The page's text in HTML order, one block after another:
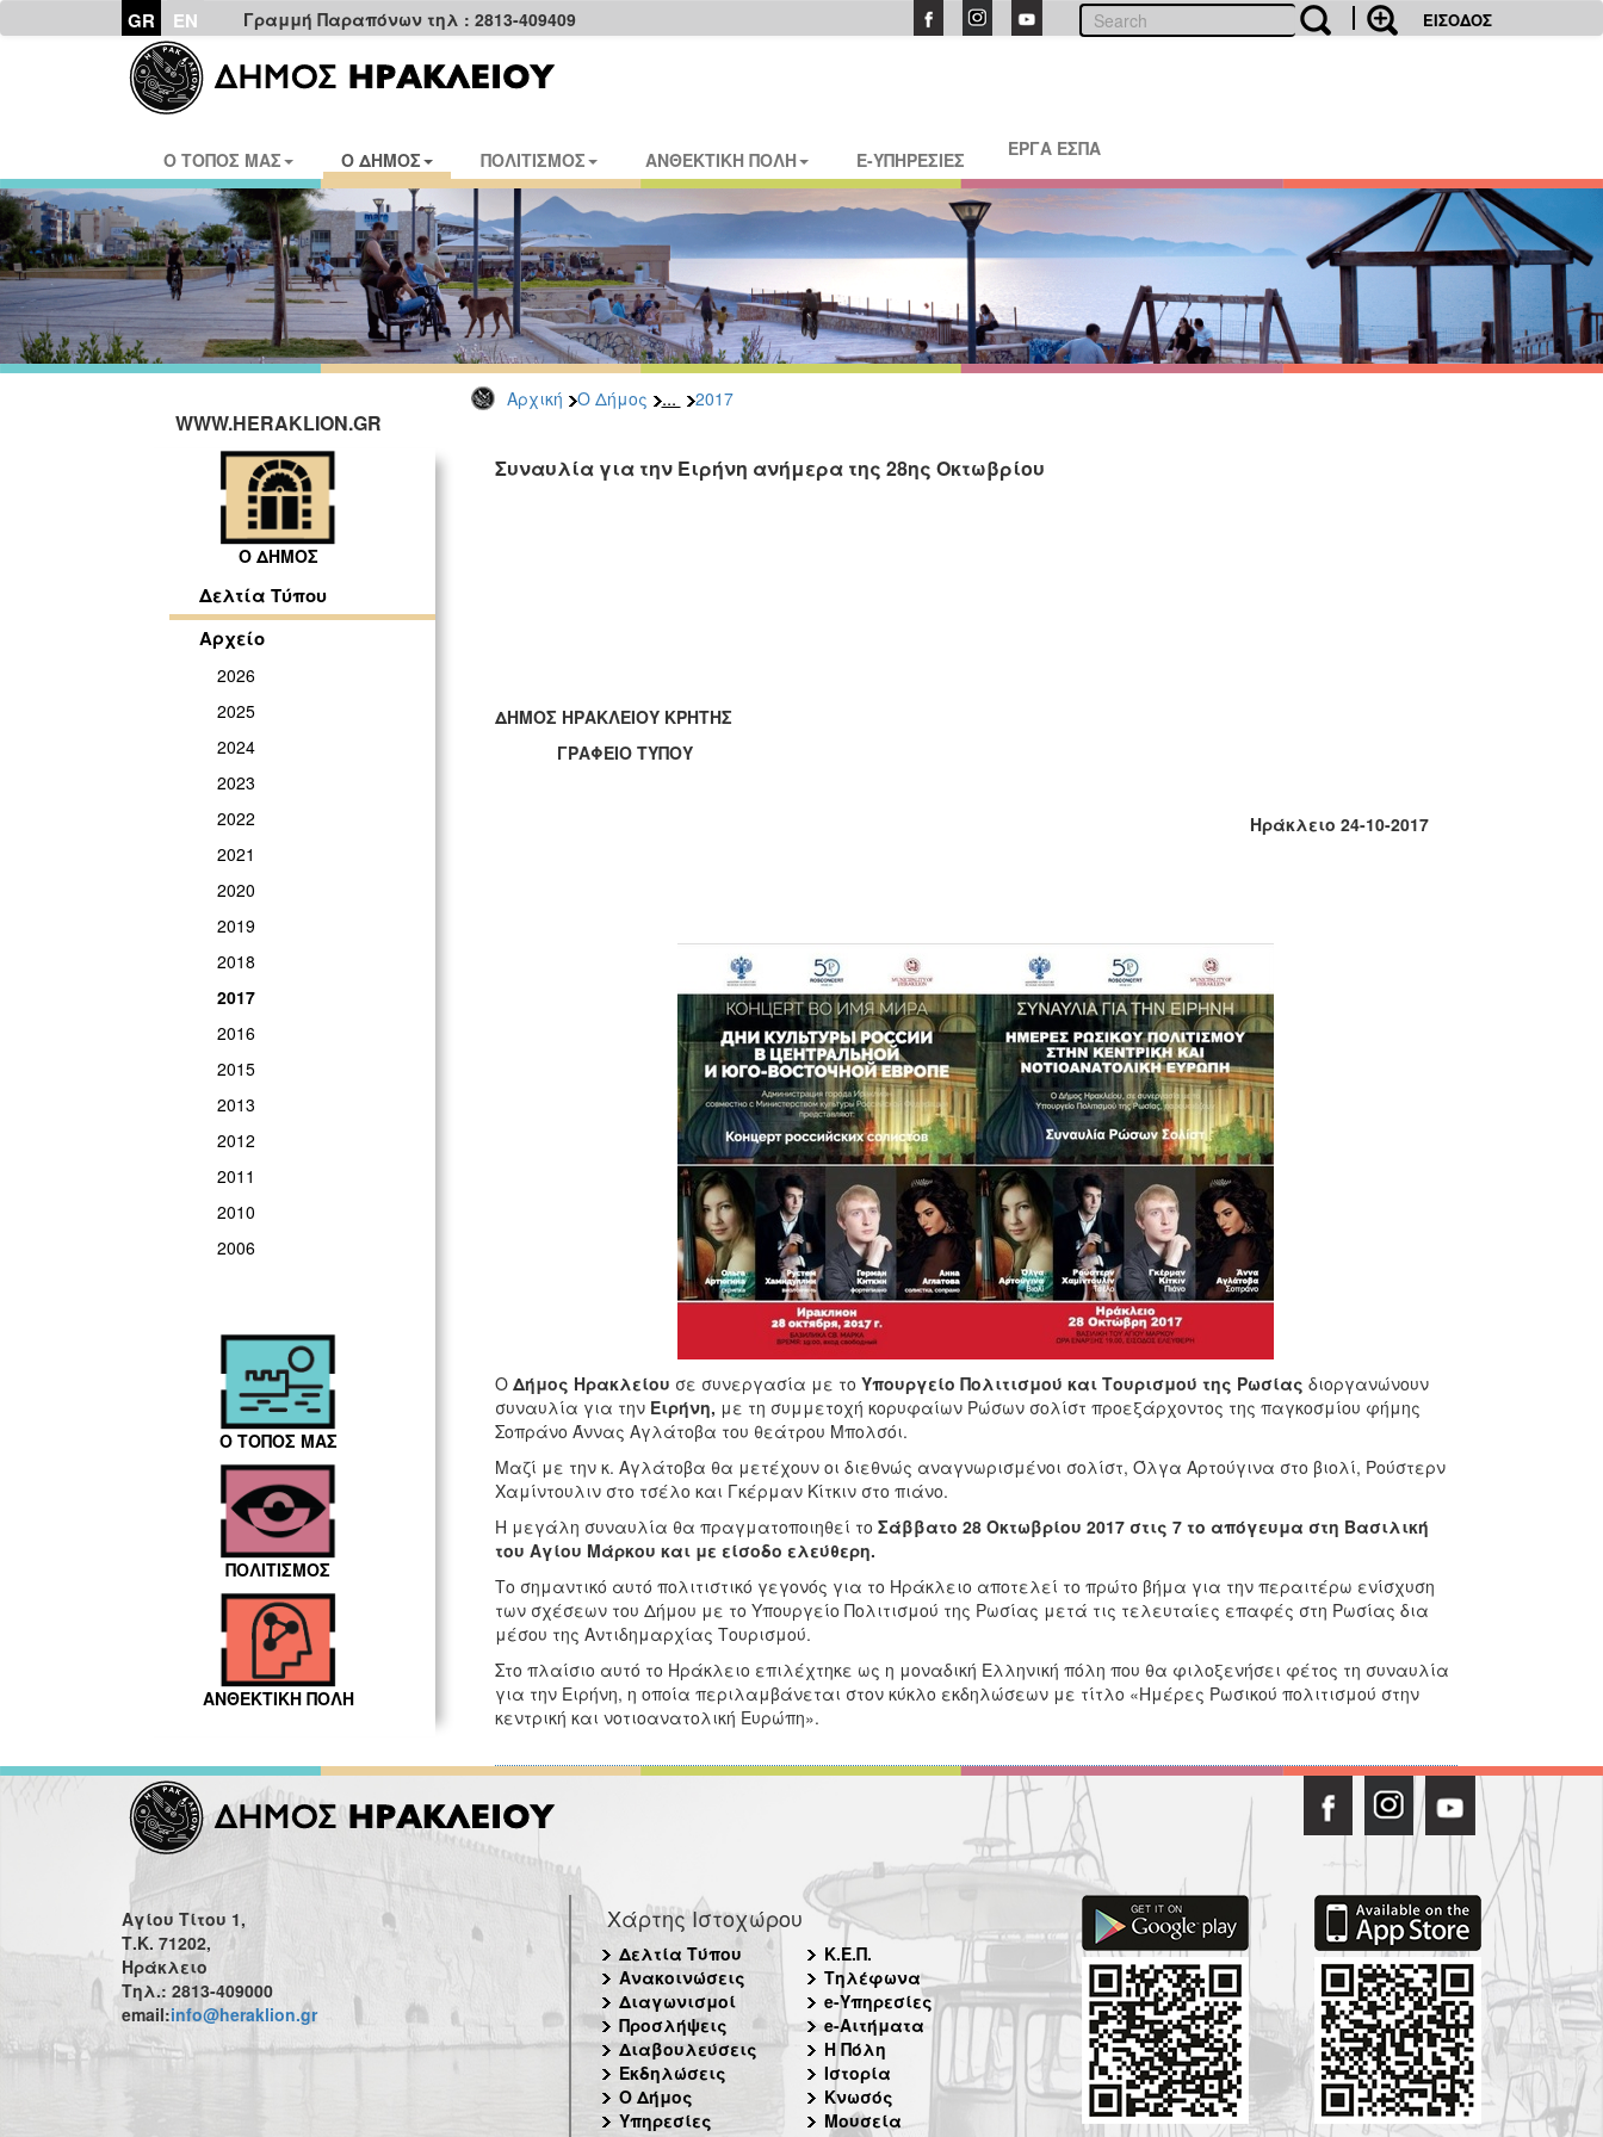
GR EN Γραμμή Παραπόνων τηλ : 2813-409409 ΕΙΣΟΔΟΣ
Ο ΤΟΠΟΣ ΜΑΣ Ο ΔΗΜΟΣ ΠΟΛΙΤΙΣΜΟΣ ΑΝΘΕΚΤΙΚΗ ΠΟΛΗ E-ΥΠΗΡΕΣΙΕΣ ΕΡΓΑ ΕΣΠΑ
Αρχική Ο Δήμος ... 2017
WWW.HERAKLION.GR
Ο ΔΗΜΟΣ
Δελτία Τύπου
Αρχείο
2026
2025
2024
2023
2022
2021
2020
2019
2018
2017
2016
2015
2013
2012
2011
2010
2006
Ο ΤΟΠΟΣ ΜΑΣ
ΠΟΛΙΤΙΣΜΟΣ
ΑΝΘΕΚΤΙΚΗ ΠΟΛΗ
Συναυλία για την Ειρήνη ανήμερα της 28ης Οκτωβρίου
ΔΗΜΟΣ ΗΡΑΚΛΕΙΟΥ ΚΡΗΤΗΣ
ΓΡΑΦΕΙΟ ΤΥΠΟΥ
Ηράκλειο 24-10-2017
Ο Δήμος Ηρακλείου σε συνεργασία με το Υπουργείο Πολιτισμού και Τουρισμού της Ρωσίας διοργανώνουν
συναυλία για την Ειρήνη, με τη συμμετοχή κορυφαίων Ρώσων σολίστ προεξάρχοντος της παγκοσμίου φήμης
Σοπράνο Άννας Αγλάτοβα του θεάτρου Μπολσόι.
Μαζί με την κ. Αγλάτοβα θα μετέχουν οι διεθνώς αναγνωρισμένοι σολίστ, Όλγα Αρτούγινα στο βιολί, Ρούστερν
Χαμίντουλιν στο τσέλο και Γκέρμαν Κίτκιν στο πιάνο.
Η μεγάλη συναυλία θα πραγματοποιηθεί το Σάββατο 28 Οκτωβρίου 2017 στις 7 το απόγευμα στη Βασιλική
του Αγίου Μάρκου και με είσοδο ελεύθερη.
Το σημαντικό αυτό πολιτιστικό γεγονός για το Ηράκλειο αποτελεί το πρώτο βήμα για την περαιτέρω ενίσχυση
των σχέσεων του Δήμου με το Υπουργείο Πολιτισμού της Ρωσίας μετά τις τελευταίες επαφές στη Ρωσίας δια
μέσου της Αντιδημαρχίας Τουρισμού.
Στο πλαίσιο αυτό το Ηράκλειο επιλέχτηκε ως η μοναδική Ελληνική πόλη που θα φιλοξενήσει φέτος τη συναυλία
για την Ειρήνη, η οποία περιλαμβάνεται στον κύκλο εκδηλώσεων με τίτλο «Ημέρες Ρωσικού πολιτισμού στην
κεντρική και νοτιοανατολική Ευρώπη».
Αγίου Τίτου 1,
Τ.Κ. 71202,
Ηράκλειο
Τηλ.: 2813-409000
email:info@heraklion.gr
Χάρτης Ιστοχώρου
Δελτία Τύπου
Ανακοινώσεις
Διαγωνισμοί
Προσλήψεις
Διαβουλεύσεις
Εκδηλώσεις
Ο Δήμος
Υπηρεσίες
Κ.Ε.Π.
Τηλέφωνα
e-Υπηρεσίες
e-Αιτήματα
Η Πόλη
Ιστορία
Κνωσός
Μουσεία